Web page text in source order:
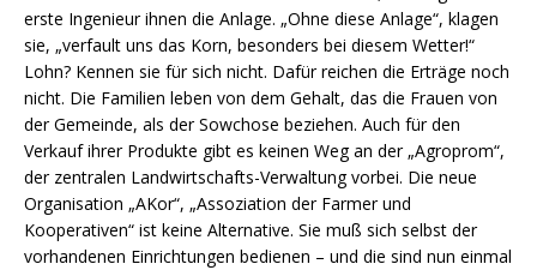
erste Ingenieur ihnen die Anlage. „Ohne diese Anlage“, klagen
sie, „verfault uns das Korn, besonders bei diesem Wetter!“
Lohn? Kennen sie für sich nicht. Dafür reichen die Erträge noch
nicht. Die Familien leben von dem Gehalt, das die Frauen von
der Gemeinde, als der Sowchose beziehen. Auch für den
Verkauf ihrer Produkte gibt es keinen Weg an der „Agroprom“,
der zentralen Landwirtschafts-Verwaltung vorbei. Die neue
Organisation „AKor“, „Assoziation der Farmer und
Kooperativen“ ist keine Alternative. Sie muß sich selbst der
vorhandenen Einrichtungen bedienen – und die sind nun einmal